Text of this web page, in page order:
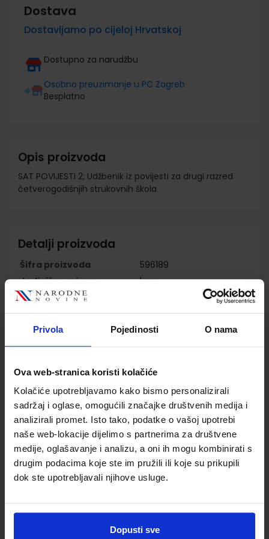
Privola Pojedinosti O nama
Ova web-stranica koristi kolačiće
Kolačiće upotrebljavamo kako bismo personalizirali
sadržaj i oglase, omogućili značajke društvenih medija i
analizirali promet. Isto tako, podatke o vašoj upotrebi
naše web-lokacije dijelimo s partnerima za društvene
medije, oglašavanje i analizu, a oni ih mogu kombinirati s
drugim podacima koje ste im pružili ili koje su prikupili
dok ste upotrebljavali njihove usluge.
Dopusti sve
Dostava
Dostavljamo po cijeloj Hrvatskoj
Dostupno za narudžbu
Osobno preuzimanje u PC Zagreb
Besplatno
Opis proizvoda
SAT POVIJESTI 2; Udžbenik iz povijesti za drugi razred
četverogodišnjih strukovnih škola
Detalji proizvoda
Šifra proizvoda
596189
Jedinična mjera
kom
Nakladnik
Autor
Ivan Brigović Željko
Holjevac Tomislav Šarlija
Vrsta škole
3 STRUKOVNA
Nastavni predmet
POVIJEST
Reg br min
8117